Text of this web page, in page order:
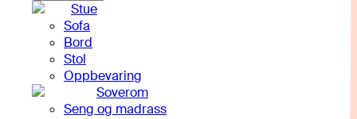
Stue
Sofa
Bord
Stol
Oppbevaring
Soverom
Seng og madrass